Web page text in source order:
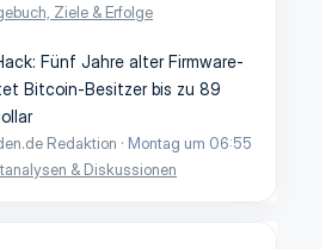
Ziele & Erfolge
Fünf Jahre alter Firmware-
Bitcoin-Besitzer bis zu 89
Redaktion
Montag um 06:55
& Diskussionen